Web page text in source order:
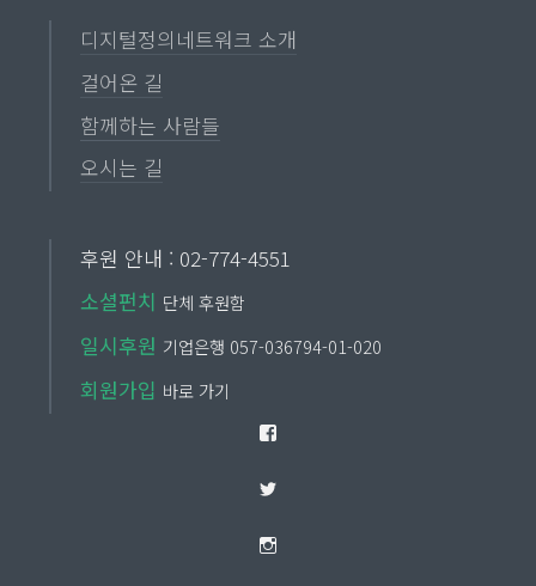
디지털정의네트워크 소개
걸어온 길
함께하는 사람들
오시는 길
후원 안내 : 02-774-4551
소셜펀치 단체 후원함
일시후원 기업은행 057-036794-01-020
회원가입 바로 가기
Facebook
Twitter
Instagram